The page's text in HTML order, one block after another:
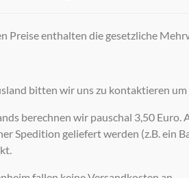
Preise enthalten die gesetzliche
bitten wir uns zu kontaktieren
berechnen wir pauschal 3,50
Spedition geliefert werden (z.B. ein